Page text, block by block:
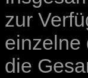
zur
einzelne
die